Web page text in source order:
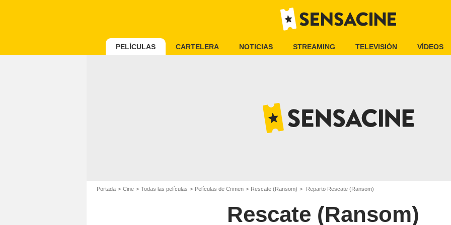
PELÍCULAS CARTELERA NOTICIAS STREAMING TELEVISIÓN VÍDEOS
Portada Cine Todas las películas Películas de Crimen Rescate (Ransom) Reparto Rescate (Ransom)
Rescate (Ransom)